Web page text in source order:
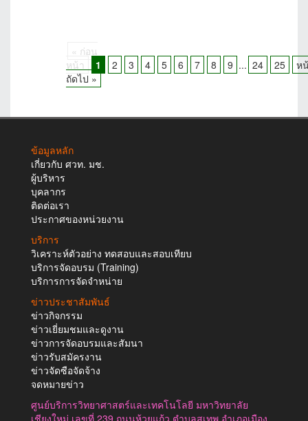
« ก่อน
หน้า
1 2 3 4 5 6 7 8 9 ... 24 25
ห
ถัดไป »
ข้อมูลหลัก
เกี่ยวกับ ศวท. มช.
ผู้บริหาร
บุคลากร
ติดต่อเรา
ประกาศของหน่วยงาน
บริการ
วิเคราะห์ตัวอย่าง ทดสอบและสอบเทียบ
บริการจัดอบรม (Training)
บริการการจัดจำหน่าย
ข่าวประชาสัมพันธ์
ข่าวกิจกรรม
ข่าวเยี่ยมชมและดูงาน
ข่าวการจัดอบรมและสัมนา
ข่าวรับสมัครงาน
ข่าวจัดซือจัดจ้าง
จดหมายข่าว
ศูนย์บริการวิทยาศาสตร์และเทคโนโลยี มหาวิทยาลัย